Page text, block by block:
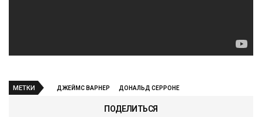
МЕТКИ ДЖЕЙМС ВАРНЕР ДОНАЛЬД СЕРРОНЕ
ПОДЕЛИТЬСЯ